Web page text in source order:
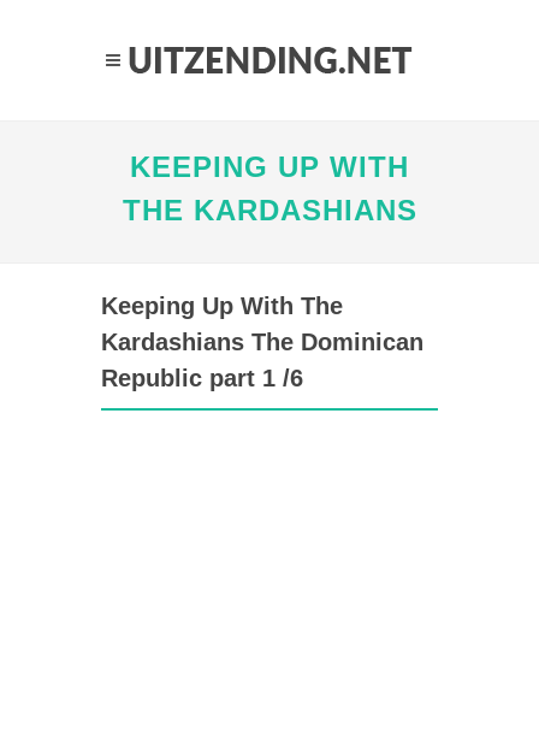
KEEPING UP WITH
THE KARDASHIANS
Keeping Up With The
Kardashians The Dominican
Republic part 1 /6